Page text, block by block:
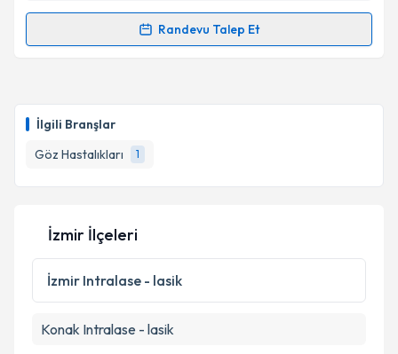
İlgili Branşlar
Göz Hastalıkları
1
kapsamda işlenmesini kabul ediyorum.
Randevu Talep Et
Randevu Takvimi Talebi
takvim hazırlandığında e-posta ile bilgilendireceğiz.
E-posta Adresiniz
Kişisel verilerimin işlenmesine ilişkinAydınlatma
Metni 'ni okudum ve kişisel verilerimin belirtilen
kapsamda işlenmesini kabul ediyorum.
İzmir İlçeleri
İzmir Intralase - lasik
Konak Intralase - lasik